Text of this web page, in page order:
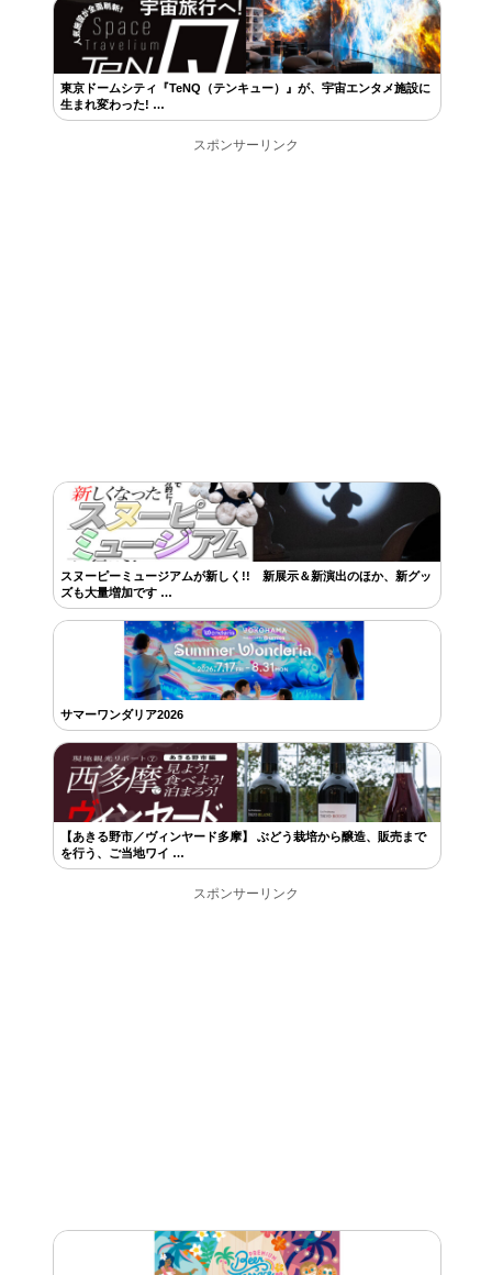
東京ドームシティ『TeNQ（テンキュー）』が、宇宙エンタメ施設に
生まれ変わった! …
スポンサーリンク
スヌーピーミュージアムが新しく!! 新展示＆新演出のほか、新グッ
ズも大量増加です …
サマーワンダリア2026
【あきる野市／ヴィンヤード多摩】 ぶどう栽培から醸造、販売まで
を行う、ご当地ワイ …
スポンサーリンク